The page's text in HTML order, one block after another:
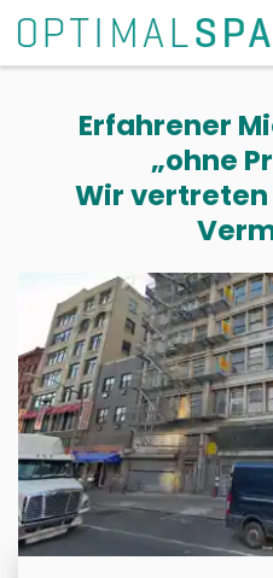
Erfahrener
„ohne
Wir vertreten